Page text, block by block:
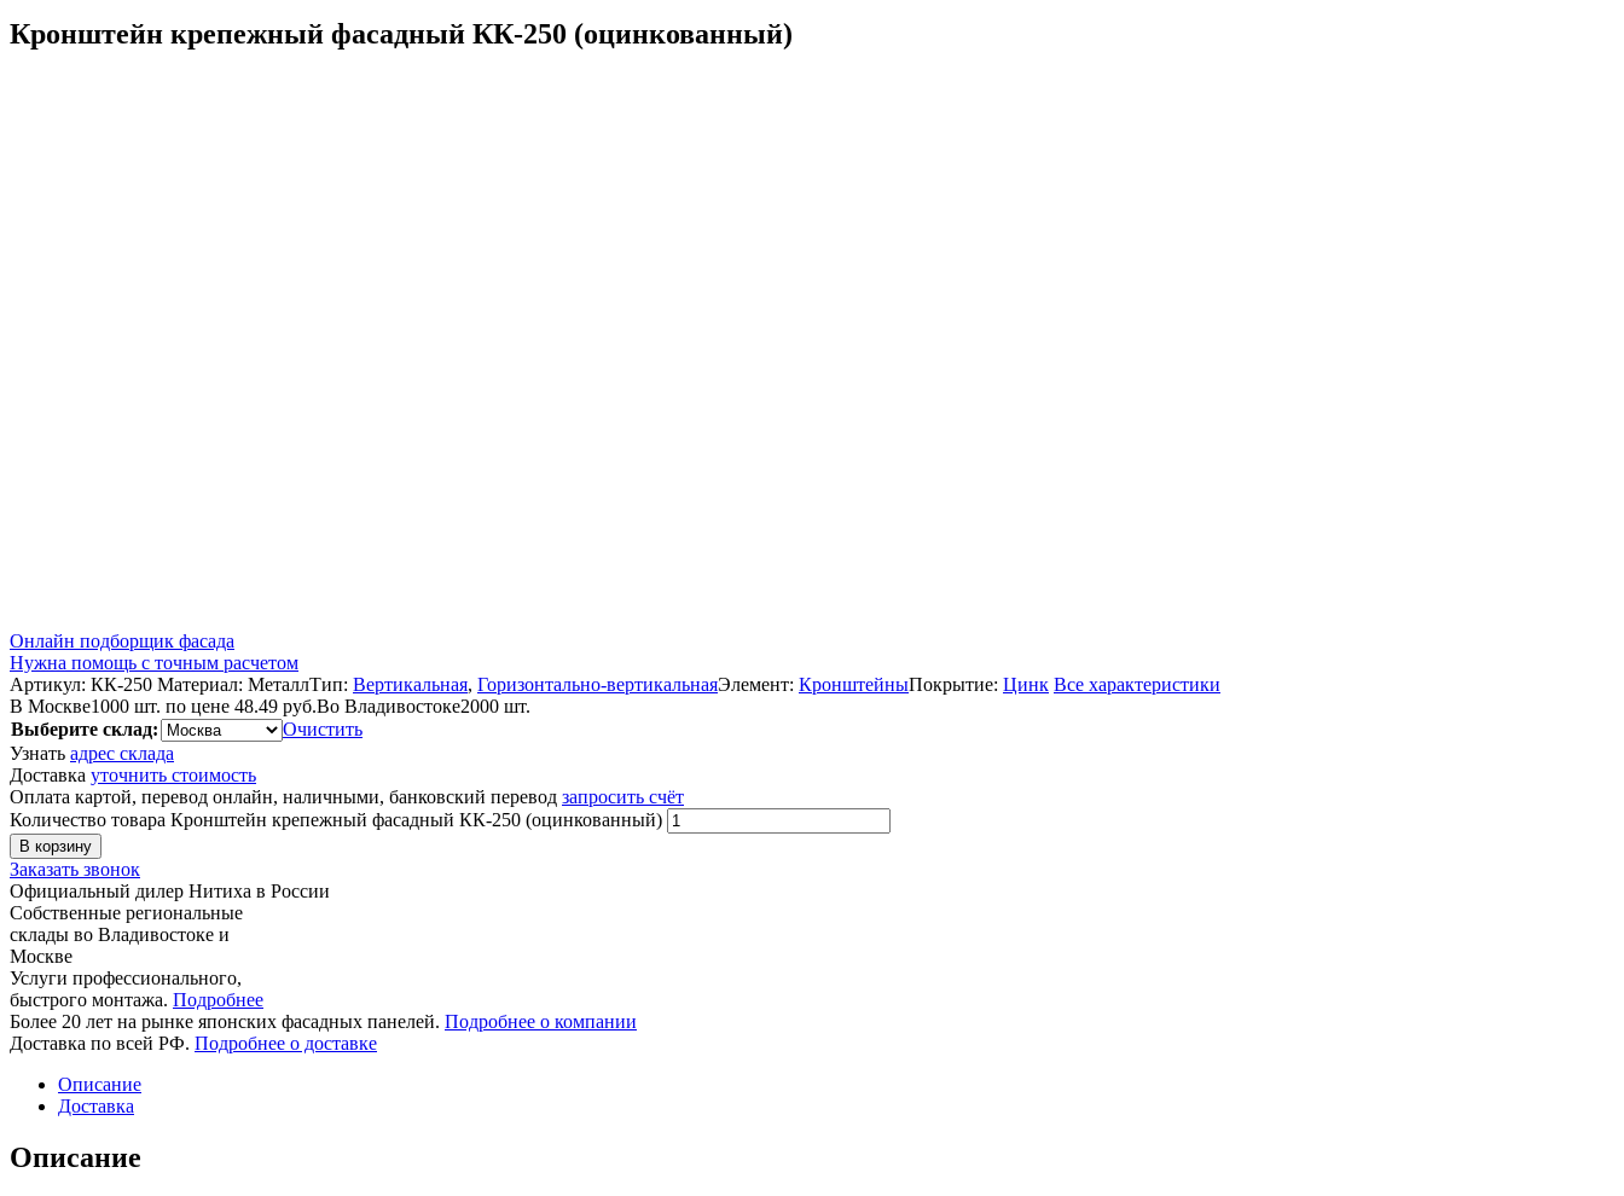
Кронштейн крепежный фасадный КК-250 (оцинкованный)
Онлайн подборщик фасада
Нужна помощь с точным расчетом
Артикул: КК-250 Материал: МеталлТип: Вертикальная, Горизонтально-вертикальнаяЭлемент: КронштейныПокрытие: Цинк Все характеристики
В Москве1000 шт. по цене 48.49 руб.Во Владивостоке2000 шт.
Выберите склад:
Очистить
Узнать адрес склада
Доставка уточнить стоимость
Оплата картой, перевод онлайн, наличными, банковский перевод запросить счёт
Количество товара Кронштейн крепежный фасадный КК-250 (оцинкованный)
В корзину
Заказать звонок
Официальный дилер Нитиха в России
Собственные региональные
склады во Владивостоке и
Москве
Услуги профессионального,
быстрого монтажа. Подробнее
Более 20 лет на рынке японских фасадных панелей. Подробнее о компании
Доставка по всей РФ. Подробнее о доставке
Описание
Доставка
Описание